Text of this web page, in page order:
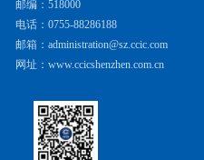
邮编：518000
电话：0755-88286188
邮箱：administration@sz.ccic.com
网址：www.ccicshenzhen.com.cn